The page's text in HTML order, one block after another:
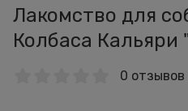
Лакомство для
Колбаса Кальяри
0 отзывов